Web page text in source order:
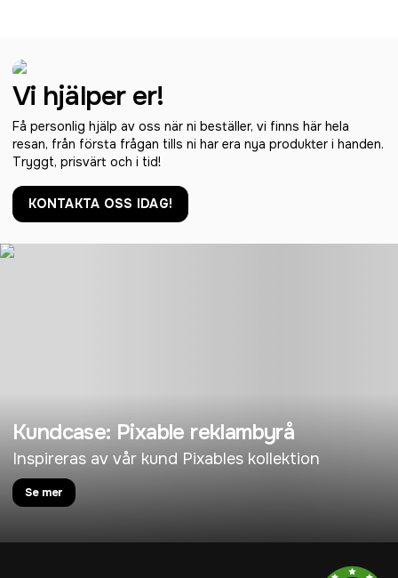
Vi hjälper er!
Få personlig hjälp av oss när ni beställer, vi finns här hela
resan, från första frågan tills ni har era nya produkter i handen.
Tryggt, prisvärt och i tid!
KONTAKTA OSS IDAG!
Kundcase: Pixable reklambyrå
Inspireras av vår kund Pixables kollektion
Se mer